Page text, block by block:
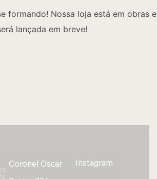
formando! Nossa loja está em obras e
lançada em breve!
Coronel Oscar
Instagram